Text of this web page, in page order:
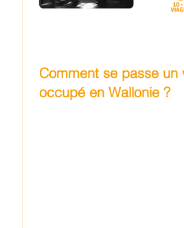
Comment se passe un
occupé en Wallonie ?